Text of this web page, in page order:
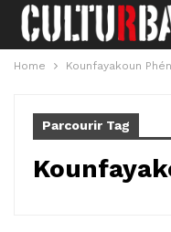
Home Kounfayakoun
Parcourir Tag